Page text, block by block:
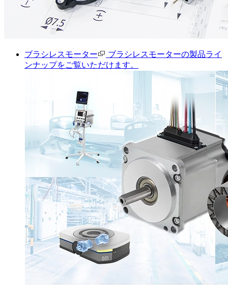
ブラシレスモーター
ブラシレスモーターの製品ライ
ンナップをご覧いただけます。